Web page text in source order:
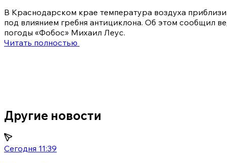
Другие новости
Сегодня 11:39
В Краснодарском крае температура воздуха
под влиянием гребня антициклона. Об этом сообщил
погоды «Фобос» Михаил Леус.
Читать полностью